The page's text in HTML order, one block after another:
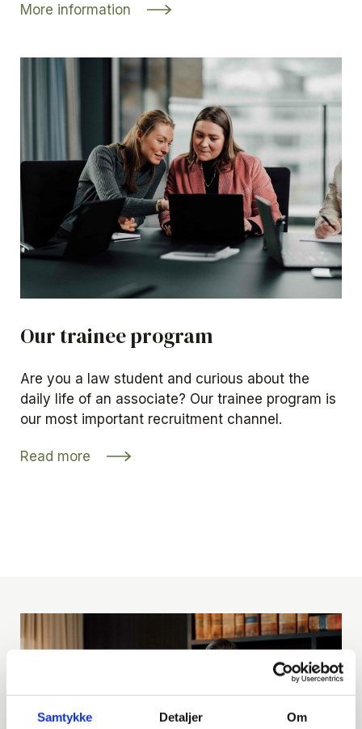
Samtykke Detaljer Om
More information
Our trainee program
Are you a law student and curious about the
daily life of an associate? Our trainee program is
our most important recruitment channel.
Read more